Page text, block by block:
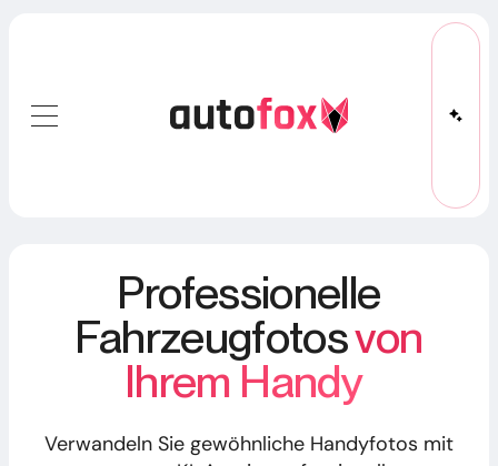
Professionelle
Fahrzeugfotosvon
Ihrem Handy
Verwandeln Sie gewöhnliche Handyfotos mit